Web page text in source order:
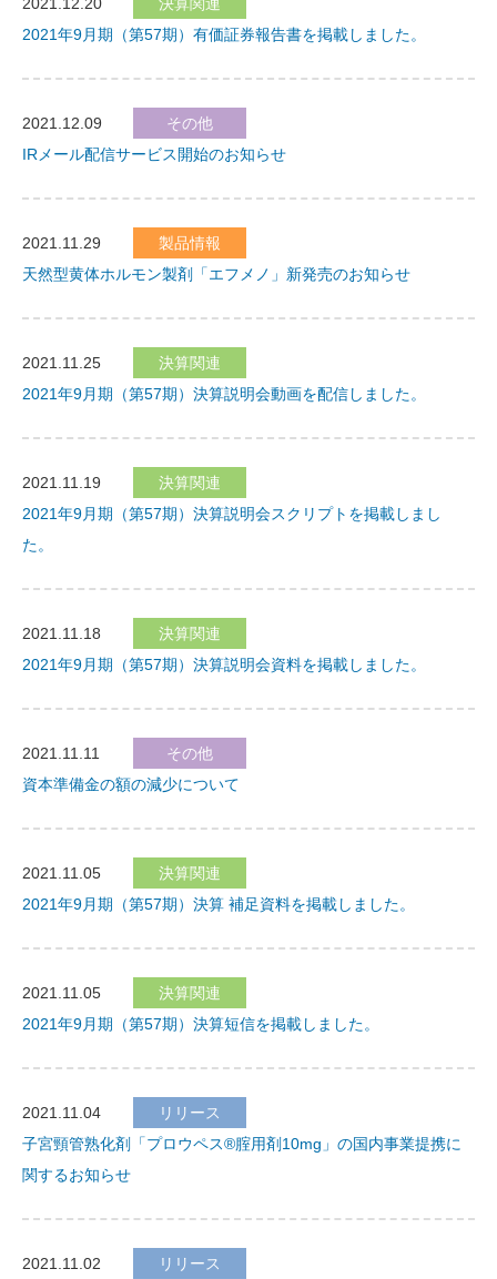
2021年9月期（第57期）有価証券報告書を掲載しました。
2021.12.09
その他
IRメール配信サービス開始のお知らせ
2021.11.29
製品情報
天然型黄体ホルモン製剤「エフメノ」新発売のお知らせ
2021.11.25
決算関連
2021年9月期（第57期）決算説明会動画を配信しました。
2021.11.19
決算関連
2021年9月期（第57期）決算説明会スクリプトを掲載しまし
た。
2021.11.18
決算関連
2021年9月期（第57期）決算説明会資料を掲載しました。
2021.11.11
その他
資本準備金の額の減少について
2021.11.05
決算関連
2021年9月期（第57期）決算 補足資料を掲載しました。
2021.11.05
決算関連
2021年9月期（第57期）決算短信を掲載しました。
2021.11.04
リリース
子宮頸管熟化剤「プロウペス®腟用剤10mg」の国内事業提携に
関するお知らせ
2021.11.02
リリース